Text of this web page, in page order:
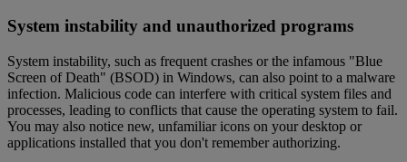
System instability and unauthorized programs
System instability, such as frequent crashes or the infamous "Blue
Screen of Death" (BSOD) in Windows, can also point to a malware
infection. Malicious code can interfere with critical system files and
processes, leading to conflicts that cause the operating system to fail.
You may also notice new, unfamiliar icons on your desktop or
applications installed that you don't remember authorizing.